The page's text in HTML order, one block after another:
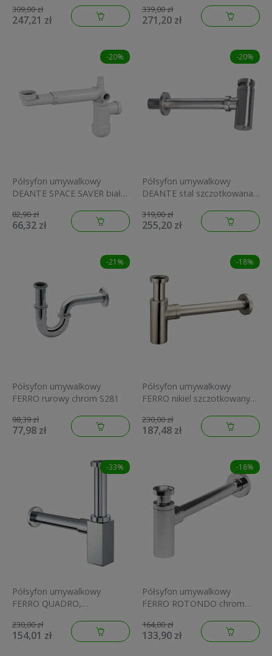
309,00 zł
247,21 zł
339,00 zł
271,20 zł
-20%
Półsyfon umywalkowy
DEANTE SPACE SAVER biały
82,90 zł
66,32 zł
-20%
Półsyfon umywalkowy
DEANTE stal szczotkowana
319,00 zł
255,20 zł
-21%
Półsyfon umywalkowy
FERRO rurowy chrom S281
98,39 zł
77,98 zł
-18%
Półsyfon umywalkowy
FERRO nikiel szczotkowany
230,00 zł
187,48 zł
-33%
Półsyfon umywalkowy
FERRO QUADRO,
230,00 zł
154,01 zł
-18%
Półsyfon umywalkowy
FERRO ROTONDO chrom
164,00 zł
133,90 zł